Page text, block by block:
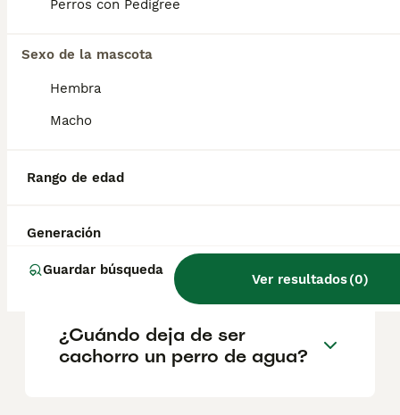
Perros con Pedigree
Sexo de la mascota
Hembra
Macho
Rango de edad
Generación
Guardar búsqueda
Ver resultados(0)
Informarse bien y comparar opciones antes
decisión.
perro de agua?
¿Cómo es el carácter de un
perro de agua?
¿Cuándo deja de ser
cachorro un perro de agua?